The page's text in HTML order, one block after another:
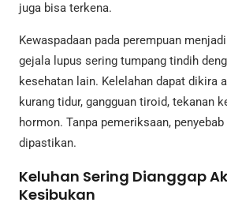
juga bisa terkena.
Kewaspadaan pada perempuan
gejala lupus sering tumpang tindih
kesehatan lain. Kelelahan dapat dikira
kurang tidur, gangguan tiroid, tekanan
hormon. Tanpa pemeriksaan,
dipastikan.
Keluhan Sering Dianggap
Kesibukan